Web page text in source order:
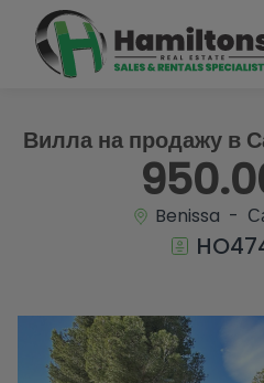
Вилла на продажу в
Benissa -
1 / 44